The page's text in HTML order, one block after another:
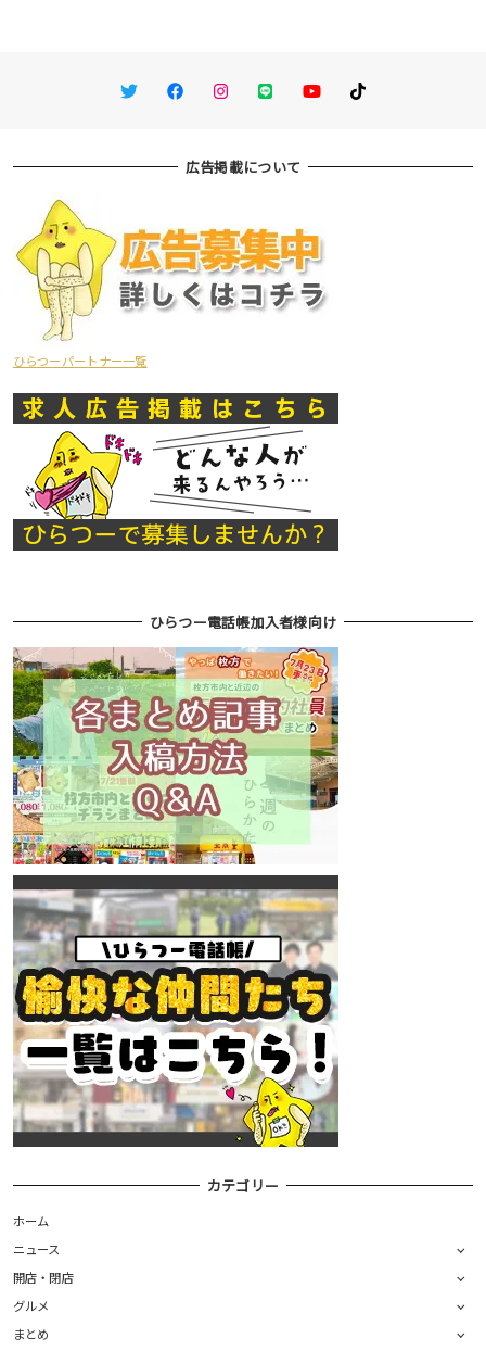
TwitterFacebookInstagram
LINE You TubeTikTok
広告掲載について
ひらつーパートナー一覧
ひらつー電話帳加入者様向け
カテゴリー
ホーム
ニュース
開店・閉店
グルメ
まとめ